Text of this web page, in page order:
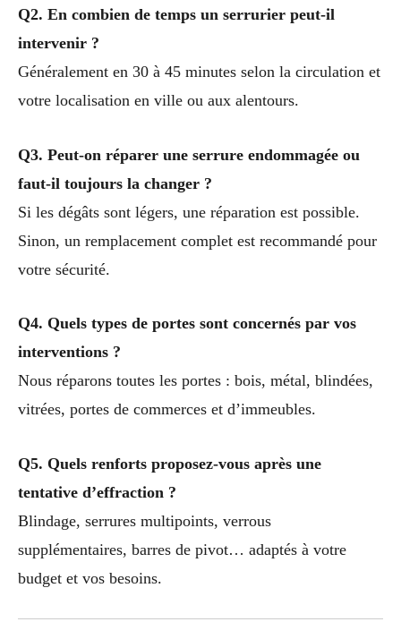
Q2. En combien de temps un serrurier peut-il
intervenir ?
Généralement en 30 à 45 minutes selon la circulation et
votre localisation en ville ou aux alentours.
Q3. Peut-on réparer une serrure endommagée ou
faut-il toujours la changer ?
Si les dégâts sont légers, une réparation est possible.
Sinon, un remplacement complet est recommandé pour
votre sécurité.
Q4. Quels types de portes sont concernés par vos
interventions ?
Nous réparons toutes les portes : bois, métal, blindées,
vitrées, portes de commerces et d’immeubles.
Q5. Quels renforts proposez-vous après une
tentative d’effraction ?
Blindage, serrures multipoints, verrous
supplémentaires, barres de pivot… adaptés à votre
budget et vos besoins.